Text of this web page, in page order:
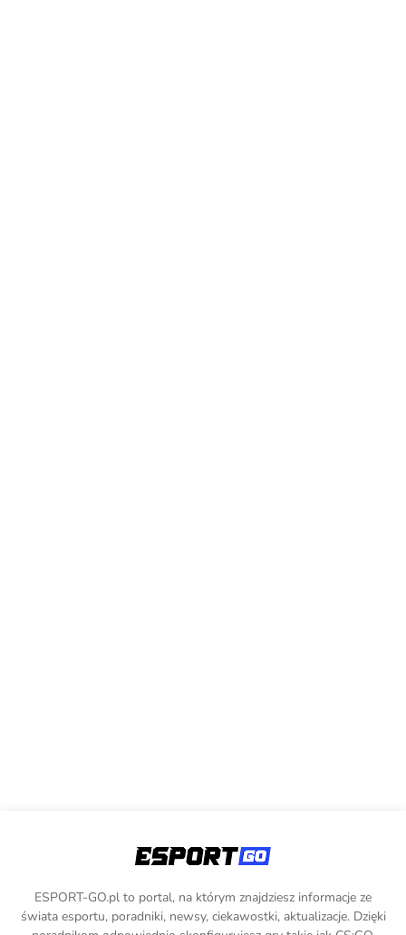
ESPORT-GO.pl to portal, na którym znajdziesz informacje ze
świata esportu, poradniki, newsy, ciekawostki, aktualizacje. Dzięki